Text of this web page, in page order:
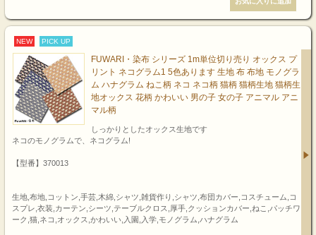
NEW PICK UP
FUWARI・染布 シリーズ 1m単位切り売り オックス プ
リント ネコグラム1 5色あります 生地 布 布地 モノグラ
ム ハナグラム ねこ柄 ネコ ネコ柄 猫柄 猫柄生地 猫柄生
地オックス 花柄 かわいい 男の子 女の子 アニマル アニ
マル柄
しっかりとしたオックス生地です
ネコのモノグラムで、ネコグラム!
【型番】370013
生地,布地,コットン,手芸,木綿,シャツ,雑貨作り,シャツ,布団カバー,コスチューム,コ
スプレ,衣装,カーテン,シーツ,テーブルクロス,厚手,クッションカバー,ねこ,パッチワ
ーク,猫,ネコ,オックス,かわいい,入園,入学,モノグラム,ハナグラム